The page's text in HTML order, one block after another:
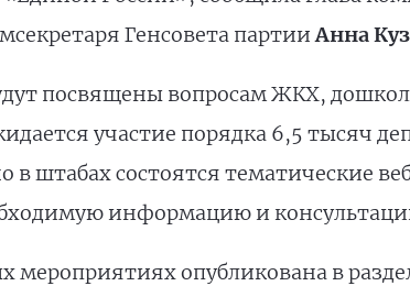
Генсовета партииАнна
посвящены вопросам ЖКХ,
участие порядка 6,5 тысяч
в штабах состоятся тематические
информацию и
опубликована в